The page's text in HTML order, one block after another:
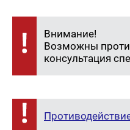
Внимание!
Возможны
консультация